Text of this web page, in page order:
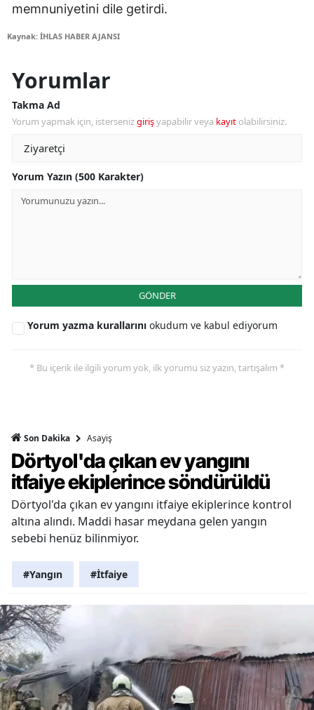
memnuniyetini dile getirdi.
Kaynak: İHLAS HABER AJANSI
Yorumlar
Takma Ad
Yorum yapmak için, istersenizgirişyapabilir veya kayıt olabilirsiniz.
Yorum Yazın (500 Karakter)
GÖNDER
Yorum yazma kurallarını okudum ve kabul ediyorum
* Bu içerik ile ilgili yorum yok, ilk yorumu siz yazın, tartışalım *
Son Dakika Asayiş
Dörtyol'da çıkan ev yangını
itfaiye ekiplerince söndürüldü
Dörtyol'da çıkan ev yangını itfaiye ekiplerince kontrol
altına alındı. Maddi hasar meydana gelen yangın
sebebi henüz bilinmiyor.
#Yangın #İtfaiye